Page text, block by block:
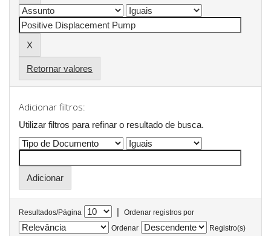
Retornar valores
Adicionar filtros:
Utilizar filtros para refinar o resultado de busca.
Resultados/Página |
Ordenar registros por
Ordenar
Registro(s)